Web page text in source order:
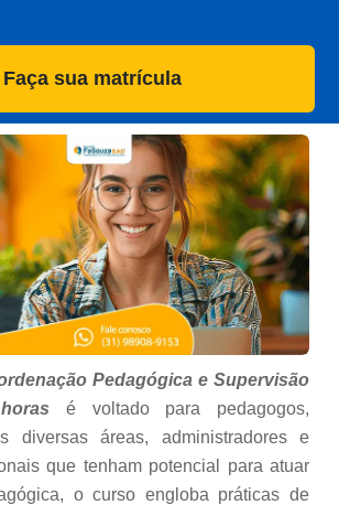
Faça sua matrícula
Pedagógica e Supervisão
é voltado para pedagogos,
diversas áreas, administradores e
que tenham potencial para atuar
o curso engloba práticas de